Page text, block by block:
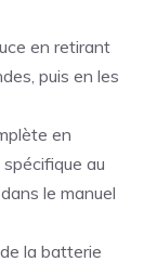
en retirant
puis en les
en
au
le manuel
la batterie